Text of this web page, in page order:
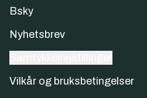
Bsky
Nyhetsbrev
Vilkår og bruksbetingelser